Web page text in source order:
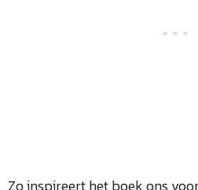
Zo inspireert het boek ons